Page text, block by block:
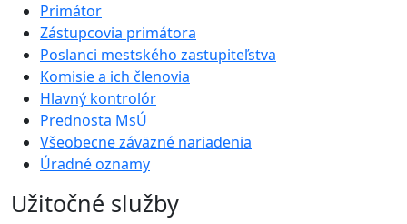
Primátor
Zástupcovia primátora
Poslanci mestského zastupiteľstva
Komisie a ich členovia
Hlavný kontrolór
Prednosta MsÚ
Všeobecne záväzné nariadenia
Úradné oznamy
Užitočné služby